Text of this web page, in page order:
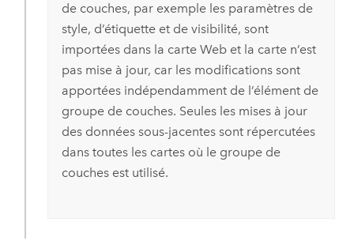
de couches, par exemple les paramètres de
style, d’étiquette et de visibilité, sont
importées dans la carte Web et la carte n’est
pas mise à jour, car les modifications sont
apportées indépendamment de l’élément de
groupe de couches. Seules les mises à jour
des données sous-jacentes sont répercutées
dans toutes les cartes où le groupe de
couches est utilisé.